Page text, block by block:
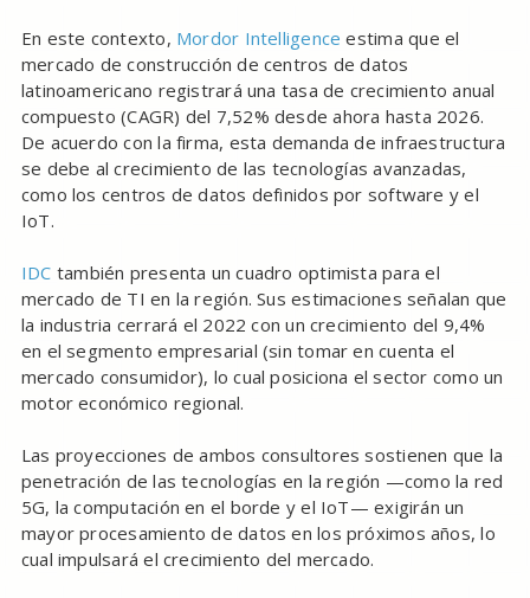
En este contexto, Mordor Intelligence estima que el
mercado de construcción de centros de datos
latinoamericano registrará una tasa de crecimiento anual
compuesto (CAGR) del 7,52% desde ahora hasta 2026.
De acuerdo con la firma, esta demanda de infraestructura
se debe al crecimiento de las tecnologías avanzadas,
como los centros de datos definidos por software y el
IoT.
IDC también presenta un cuadro optimista para el
mercado de TI en la región. Sus estimaciones señalan que
la industria cerrará el 2022 con un crecimiento del 9,4%
en el segmento empresarial (sin tomar en cuenta el
mercado consumidor), lo cual posiciona el sector como un
motor económico regional.
Las proyecciones de ambos consultores sostienen que la
penetración de las tecnologías en la región —como la red
5G, la computación en el borde y el IoT— exigirán un
mayor procesamiento de datos en los próximos años, lo
cual impulsará el crecimiento del mercado.